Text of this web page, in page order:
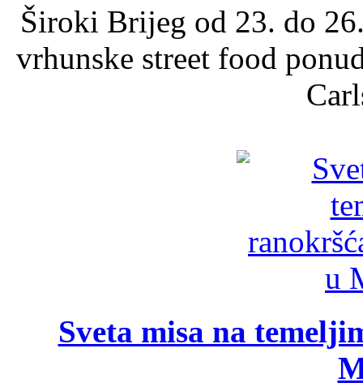
Široki Brijeg od 23. do
vrhunske street food
Sveta misa na